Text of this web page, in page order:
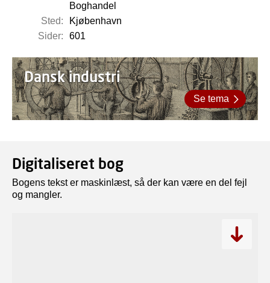
Boghandel
Sted:
Kjøbenhavn
Sider:
601
Dansk industri
Se tema
Digitaliseret bog
Bogens tekst er maskinlæst, så der kan være en del fejl
og mangler.